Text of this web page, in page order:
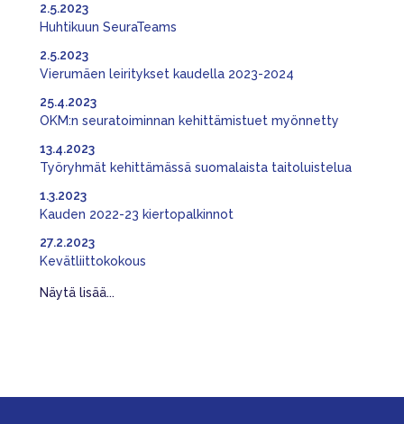
Huhtikuun SeuraTeams
2.5.2023
Vierumäen leiritykset kaudella 2023-2024
2.5.2023
OKM:n seuratoiminnan kehittämistuet myönnetty
25.4.2023
Työryhmät kehittämässä suomalaista taitoluistelua
13.4.2023
Kauden 2022-23 kiertopalkinnot
1.3.2023
Kevätliittokokous
27.2.2023
Näytä lisää...